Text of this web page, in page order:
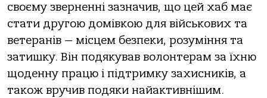
своєму зверненні зазначив, що цей хаб має
стати другою домівкою для військових та
ветеранів — місцем безпеки, розуміння та
затишку. Він подякував волонтерам за їхню
щоденну працю і підтримку захисників, а
також вручив подяки найактивнішим.